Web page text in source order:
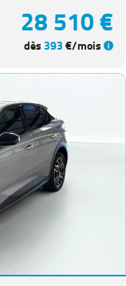
28 510 €
dès393€/mois